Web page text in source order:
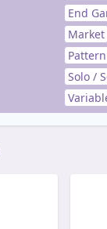
End
Market
Solo /